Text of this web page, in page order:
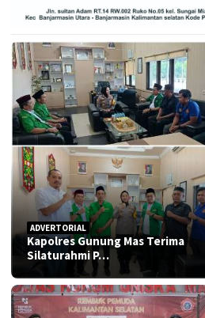
ADVERTORIAL
Kapolres Gunung Mas Terima
Silaturahmi P…